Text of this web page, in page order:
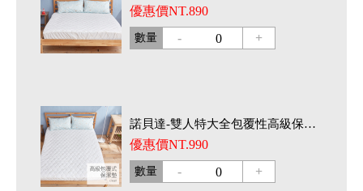
優惠價NT.890
數量 - 0 +
諾貝達-雙人特大全包覆性高級保潔墊.
優惠價NT.990
數量 - 0 +